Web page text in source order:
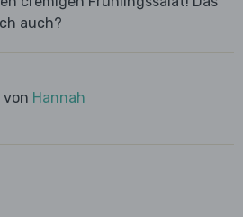
auch?
von Hannah